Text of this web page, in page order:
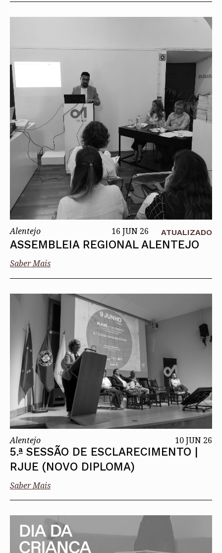
Alentejo 16 JUN 26 ATUALIZADO
ASSEMBLEIA REGIONAL ALENTEJO
Saber Mais
Alentejo 10 JUN 26
5.ª SESSÃO DE ESCLARECIMENTO |
RJUE (NOVO DIPLOMA)
Saber Mais